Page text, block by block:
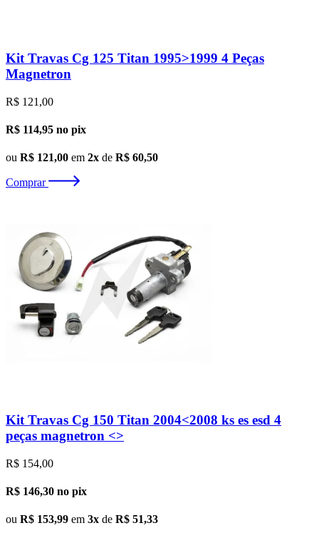
Kit Travas Cg 125 Titan 1995>1999 4 Peças
Magnetron
R$ 121,00
R$ 114,95 no pix
ou R$ 121,00 em 2x de R$ 60,50
Comprar
Kit Travas Cg 150 Titan 2004<2008 ks es esd 4
peças magnetron <>
R$ 154,00
R$ 146,30 no pix
ou R$ 153,99 em 3x de R$ 51,33